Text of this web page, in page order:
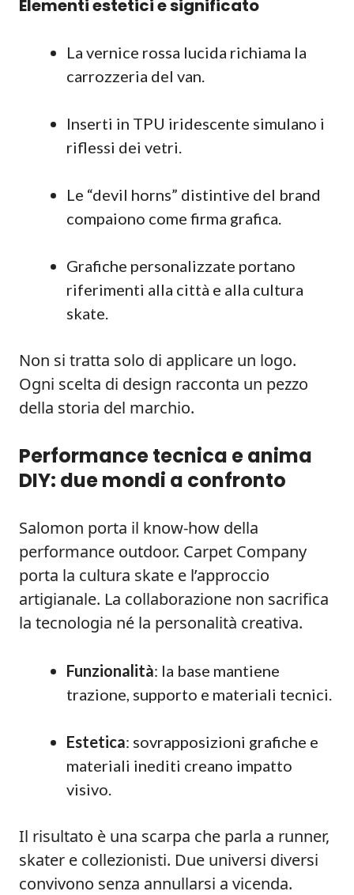
Elementi estetici e significato
La vernice rossa lucida richiama la
carrozzeria del van.
Inserti in TPU iridescente simulano i
riflessi dei vetri.
Le “devil horns” distintive del brand
compaiono come firma grafica.
Grafiche personalizzate portano
riferimenti alla città e alla cultura
skate.
Non si tratta solo di applicare un logo.
Ogni scelta di design racconta un pezzo
della storia del marchio.
Performance tecnica e anima
DIY: due mondi a confronto
Salomon porta il know-how della
performance outdoor. Carpet Company
porta la cultura skate e l’approccio
artigianale. La collaborazione non sacrifica
la tecnologia né la personalità creativa.
Funzionalità: la base mantiene
trazione, supporto e materiali tecnici.
Estetica: sovrapposizioni grafiche e
materiali inediti creano impatto
visivo.
Il risultato è una scarpa che parla a runner,
skater e collezionisti. Due universi diversi
convivono senza annullarsi a vicenda.